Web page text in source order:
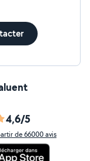
4,6/5
de 66000 avis